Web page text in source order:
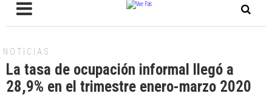
NOTICIAS
La tasa de ocupación informal llegó a
28,9% en el trimestre enero-marzo 2020